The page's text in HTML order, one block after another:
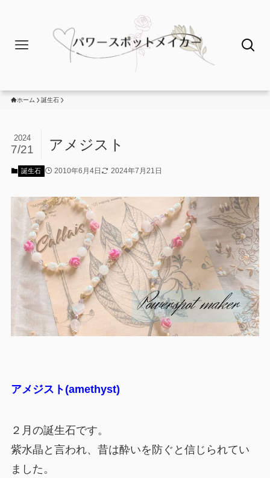
ホーム 誕生石
アメジスト
2024
7/21
誕生石 2010年6月4日 2024年7月21日
アメジスト(amethyst)
２月の誕生石です。
紫水晶と言われ、昔は酔いを防ぐと信じられてい
ました。